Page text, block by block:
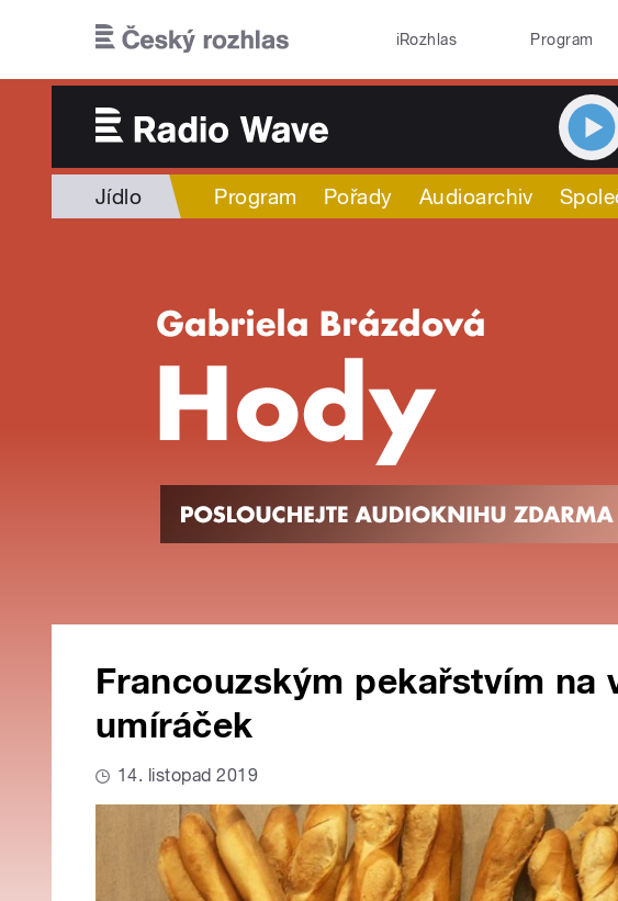
iRozhlas Program
Jídlo Program Pořady Audioarchiv
Francouzským pekařstvím na
umíráček
14. listopad 2019